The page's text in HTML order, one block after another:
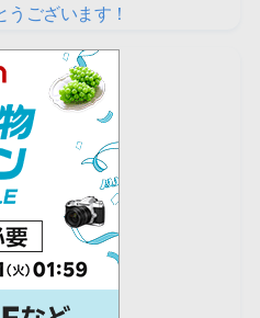
ございます！